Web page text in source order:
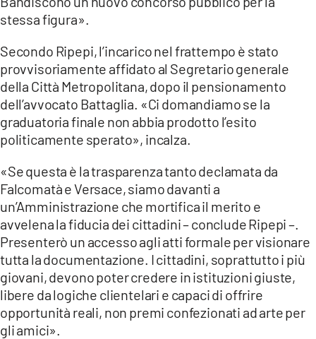
stessa figura».
Secondo Ripepi, l’incarico nel frattempo è stato
provvisoriamente affidato al Segretario generale
della Città Metropolitana, dopo il pensionamento
dell’avvocato Battaglia. «Ci domandiamo se la
graduatoria finale non abbia prodotto l’esito
politicamente sperato», incalza.
«Se questa è la trasparenza tanto declamata da
Falcomatà e Versace, siamo davanti a
un’Amministrazione che mortifica il merito e
avvelena la fiducia dei cittadini – conclude Ripepi –.
Presenterò un accesso agli atti formale per visionare
tutta la documentazione. I cittadini, soprattutto i più
giovani, devono poter credere in istituzioni giuste,
libere da logiche clientelari e capaci di offrire
opportunità reali, non premi confezionati ad arte per
gli amici».